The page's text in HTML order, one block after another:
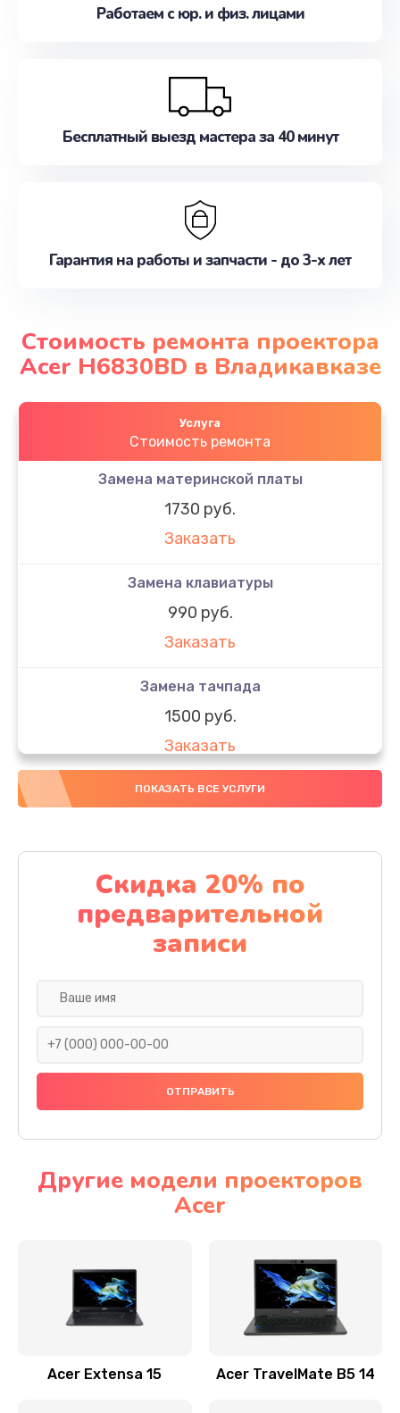
Работаем с юр. и физ. лицами
Бесплатный выезд мастера за 40 минут
Гарантия на работы и запчасти - до 3-х лет
Стоимость ремонта проектора
Acer H6830BD в Владикавказе
Услуга
Стоимость ремонта
Замена материнской платы
1730 руб.
Заказать
Замена клавиатуры
990 руб.
Заказать
Замена тачпада
1500 руб.
Заказать
Замена южного моста
Заказать
Чистка от пыли
1060 руб.
Заказать
Ремонт подсветки
Настройка BIOS
Замена видеочипа
Заказать
ПОКАЗАТЬ ВСЕ УСЛУГИ
Скидка 20% по
предварительной
записи
Другие модели проекторов
Acer
Acer Extensa 15 Acer TravelMate B5 14